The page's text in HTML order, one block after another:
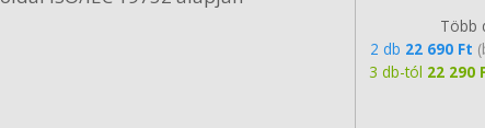
Több
2 db 22 690 Ft
3 db-tól 22 290